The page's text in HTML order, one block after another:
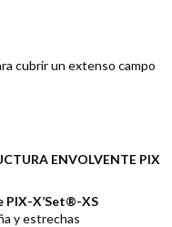
cubrir un extenso campo
ENVOLVENTE PIX
X’Set®-XS
y estrechas